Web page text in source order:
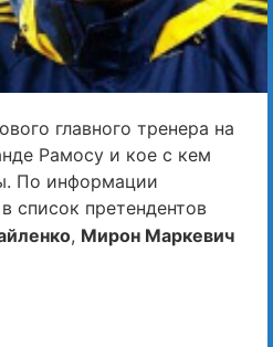
главного тренера на
Рамосу и кое с кем
По информации
список претендентов
, Мирон Маркевич